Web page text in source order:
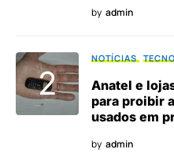
by admin
NOTÍCIAS
Anatel e
para proibir
usados em
by admin